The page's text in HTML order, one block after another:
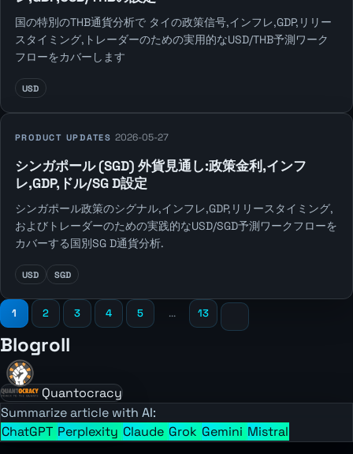
国の特別のTHB通貨分析で タイの政策信号,インフレ,GDP,リリー
スタイミング,トレーダーのための実用的なUSD/THB予測ワーク
フローをカバーします
USD
PRODUCT UPDATES 2026-05-27
シンガポール (SGD) 外貨見通し:政策金利,インフ
レ,GDP,ドル/SG D設定
シンガポール政策のシグナル,インフレ,GDP,リリースタイミング,
およびトレーダーのための実践的なUSD/SGD予測ワークフローを
カバーする国別SG D通貨分析.
USD SGD
1 2 3 4 5 ... 13
Blogroll
Quantocracy
Summarize article with AI:
ChatGPT Perplexity Claude Grok Gemini Mistral